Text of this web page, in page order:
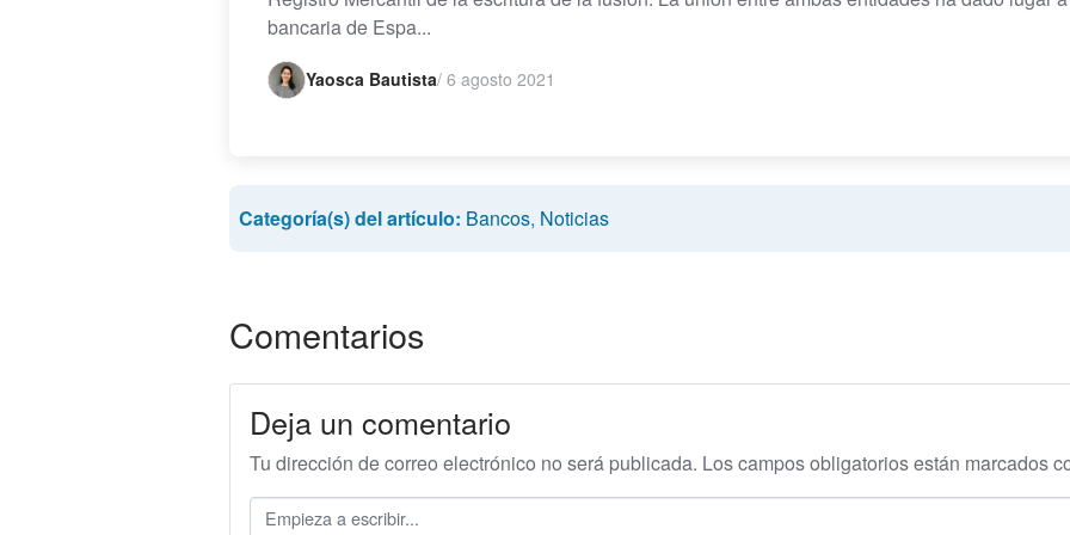
bancaria de Espa...
Yaosca Bautista/ 6 agosto 2021
Categoría(s) del artículo: Bancos, Noticias
Comentarios
Deja un comentario
Tu dirección de correo electrónico no será publicada. Los campos obligatorios están marcados